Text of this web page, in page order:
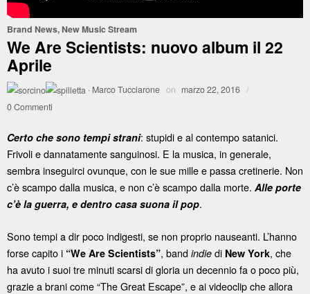
Brand News, New Music Stream
We Are Scientists: nuovo album il 22
Aprile
· Marco Tucciarone on marzo 22, 2016 /
0 Commenti
Certo che sono tempi strani: stupidi e al contempo satanici.
Frivoli e dannatamente sanguinosi. E la musica, in generale,
sembra inseguirci ovunque, con le sue mille e passa cretinerie. Non
c’è scampo dalla musica, e non c’è scampo dalla morte. Alle porte
c’è la guerra, e dentro casa suona il pop.
Sono tempi a dir poco indigesti, se non proprio nauseanti. L’hanno
forse capito i “We Are Scientists”, band indie di New York, che
ha avuto i suoi tre minuti scarsi di gloria un decennio fa o poco più,
grazie a brani come “The Great Escape”, e ai videoclip che allora